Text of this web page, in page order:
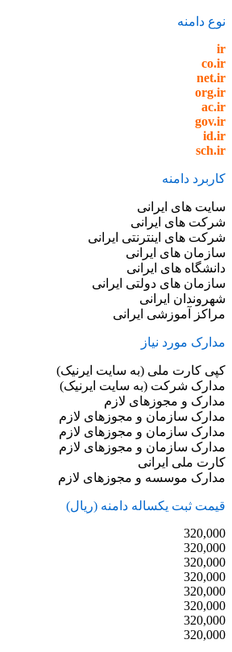
نوع دامنه
ir
co.ir
net.ir
org.ir
ac.ir
gov.ir
id.ir
sch.ir
کاربرد دامنه
سایت های ایرانی
شرکت های ایرانی
شرکت های اینترنتی ایرانی
سازمان های ایرانی
دانشگاه های ایرانی
سازمان های دولتی ایرانی
شهروندان ایرانی
مراکز آموزشی ایرانی
مدارک مورد نیاز
کپی کارت ملی (به سایت ایرنیک)
مدارک شرکت (به سایت ایرنیک)
مدارک و مجوزهای لازم
مدارک سازمان و مجوزهای لازم
مدارک سازمان و مجوزهای لازم
مدارک سازمان و مجوزهای لازم
کارت ملی ایرانی
مدارک موسسه و مجوزهای لازم
قیمت ثبت یکساله دامنه (ريال)
320,000
320,000
320,000
320,000
320,000
320,000
320,000
320,000